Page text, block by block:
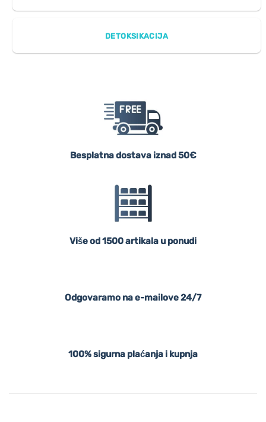
DETOKSIKACIJA
Besplatna dostava iznad 50€
Više od 1500 artikala u ponudi
Odgovaramo na e-mailove 24/7
100% sigurna plaćanja i kupnja